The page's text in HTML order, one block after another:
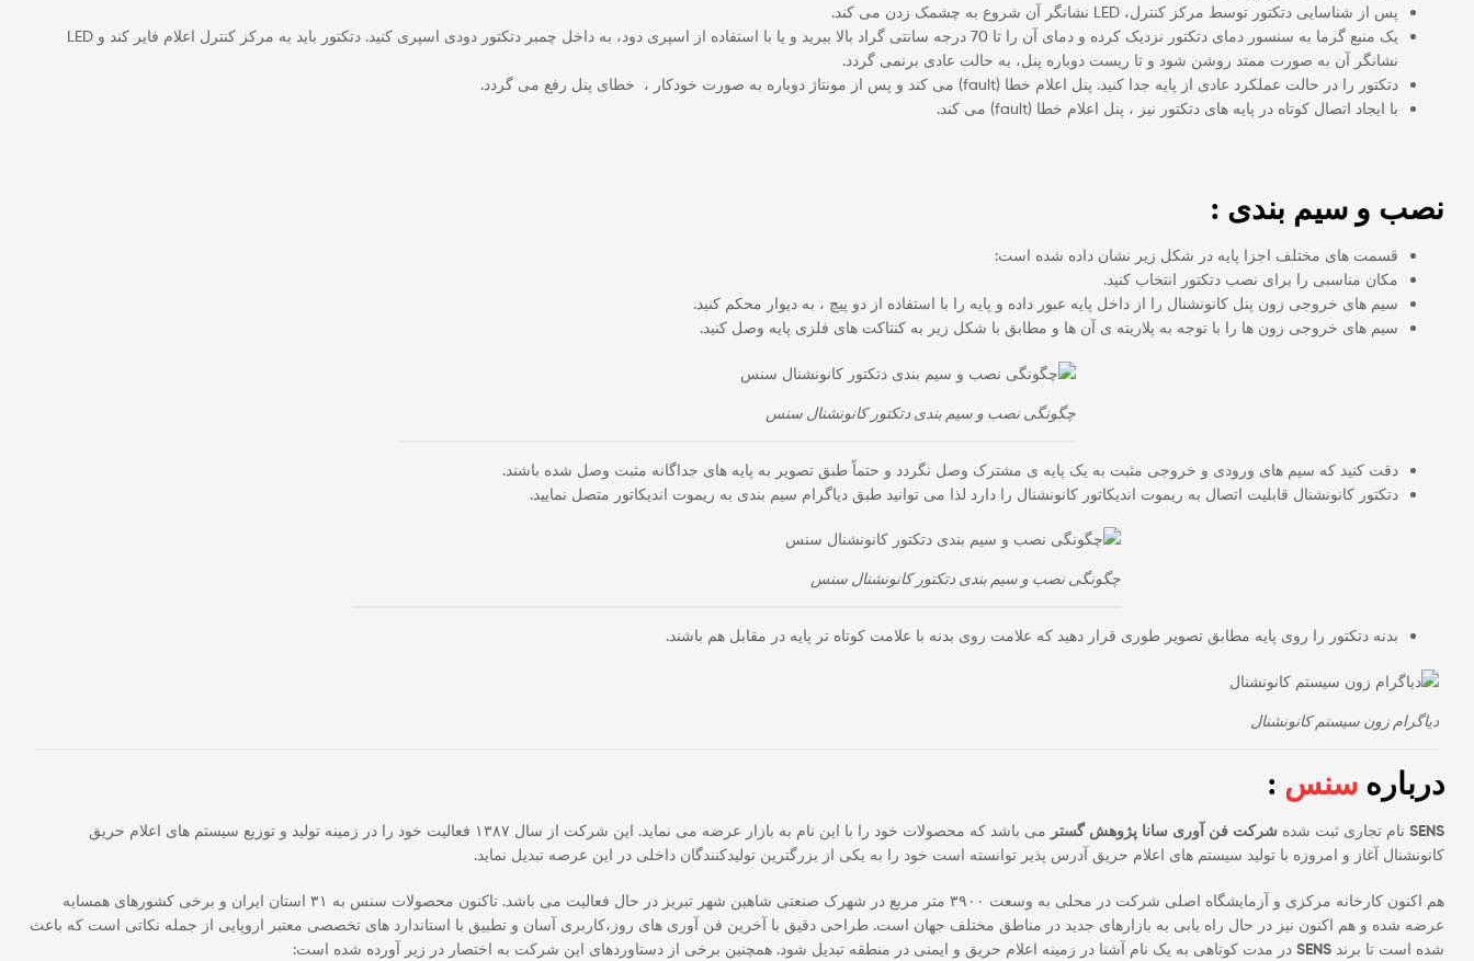
پس از شناسایی دتکتور توسط مرکز کنترل، LED نشانگر آن شروع به چشمک زدن می کند.
یک منبع گرما به سنسور دمای دتکتور نزدیک کرده و دمای آن را تا 70 درجه سانتی گراد بالا ببرید و یا با استفاده از اسپری دود، به داخل چمبر دتکتور دودی اسپری کنید. دتکتور باید به مرکز کنترل اعلام فایر کند و LED
نشانگر آن به صورت ممتد روشن شود و تا ریست دوباره پنل، به حالت عادی برنمی گردد.
دتکتور را در حالت عملکرد عادی از پایه جدا کنید. پنل اعلام خطا (fault) می کند و پس از مونتاژ دوباره به صورت خودکار ، خطای پنل رفع می گردد.
با ایجاد اتصال کوتاه در پایه های دتکتور نیز ، پنل اعلام خطا (fault) می کند.
نصب و سیم بندی :
قسمت های مختلف اجزا پایه در شکل زیر نشان داده شده است:
مکان مناسبی را برای نصب دتکتور انتخاب کنید.
سیم های خروجی زون پنل کانونشنال را از داخل پایه عبور داده و پایه را با استفاده از دو پیچ ، به دیوار محکم کنید.
سیم های خروجی زون ها را با توجه به پلاریته ی آن ها و مطابق با شکل زیر به کنتاکت های فلزی پایه وصل کنید.
چگونگی نصب و سیم بندی دتکتور کانونشنال سنس
دقت کنید که سیم های ورودی و خروجی مثبت به یک پایه ی مشترک وصل نگردد و حتماً طبق تصویر به پایه های جداگانه مثبت وصل شده باشند.
دتکتور کانونشنال قابلیت اتصال به ریموت اندیکاتور کانونشنال را دارد لذا می توانید طبق دیاگرام سیم بندی به ریموت اندیکاتور متصل نمایید.
چگونگی نصب و سیم بندی دتکتور کانونشنال سنس
بدنه دتکتور را روی پایه مطابق تصویر طوری قرار دهید که علامت روی بدنه با علامت کوتاه تر پایه در مقابل هم باشند.
دیاگرام زون سیستم کانونشنال
درباره سنس :
SENS نام تجاری ثبت شده شرکت فن آوری سانا پژوهش گستر
می باشد که محصولات خود را با این نام به بازار عرضه می نماید. این شرکت از سال ۱۳۸۷ فعالیت خود را در زمینه تولید و توزیع سیستم های اعلام حریق
کانونشنال آغاز و امروزه با تولید سیستم های اعلام حریق آدرس پذیر توانسته است خود را به یکی از بزرگترین تولیدکنندگان داخلی در این عرصه تبدیل نماید.
هم اکنون کارخانه مرکزی و آزمایشگاه اصلی شرکت در محلی به وسعت ۳۹۰۰ متر مربع در شهرک صنعتی شاهین شهر تبریز در حال فعالیت می باشد. تاکنون محصولات سنس به ۳۱ استان ایران و برخی کشورهای همسایه
عرضه شده و هم اکنون نیز در حال راه یابی به بازارهای جدید در مناطق مختلف جهان است. طراحی دقیق با آخرین فن آوری های روز،کاربری آسان و تطبیق با استاندارد های تخصصی معتبر اروپایی از جمله نکاتی است که باعث
شده است تا برند SENS در مدت کوتاهی به یک نام آشنا در زمینه اعلام حریق و ایمنی در منطقه تبدیل شود. همچنین برخی از دستاوردهای این شرکت به اختصار در زیر آورده شده است: